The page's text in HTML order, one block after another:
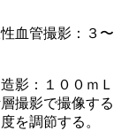
血管撮影：３〜
影：１００ｍＬ
撮影で撮像する
を調節する。